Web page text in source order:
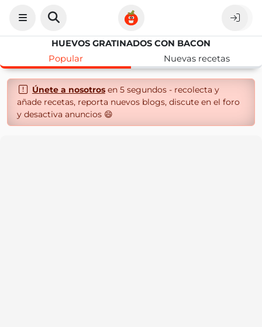
HUEVOS GRATINADOS CON BACON
Popular
Nuevas recetas
Únete a nosotrosen 5 segundos - recolecta y
añade recetas, reporta nuevos blogs, discute en el foro
y desactiva anuncios 😄